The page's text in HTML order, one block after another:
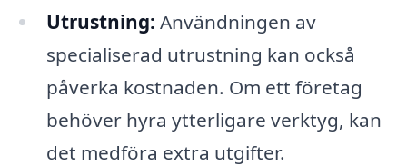
Utrustning: Användningen av
specialiserad utrustning kan också
påverka kostnaden. Om ett företag
behöver hyra ytterligare verktyg, kan
det medföra extra utgifter.